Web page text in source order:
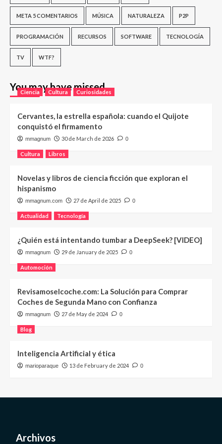
META 5 COMENTARIOS MÚSICA NATURALEZA P2P
PROGRAMACIÓN RECURSOS SOFTWARE TECNOLOGÍA
TV WTF?
You may have missed
Ciencia Cultura Curiosidades
Cervantes, la estrella española: cuando el Quijote
conquistó el firmamento
mmagnum 30 de March de 2026 0
Cultura Libros
Novelas y libros de ciencia ficción que exploran el
hispanismo
mmagnum.com 27 de April de 2025 0
Actualidad Tecnología
¿Quién está intentando tumbar a DeepSeek? [VIDEO]
mmagnum 29 de January de 2025 0
Automoción
Revisamoselcoche.com: La Solución para Comprar
Coches de Segunda Mano con Confianza
mmagnum 27 de May de 2024 0
Blog
Inteligencia Artificial y ética
marioparaque 13 de February de 2024 0
Archivos